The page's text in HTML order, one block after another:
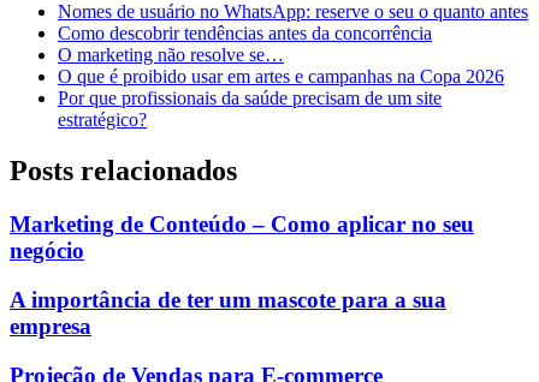
Nomes de usuário no WhatsApp: reserve o seu o quanto antes
Como descobrir tendências antes da concorrência
O marketing não resolve se…
O que é proibido usar em artes e campanhas na Copa 2026
Por que profissionais da saúde precisam de um site
estratégico?
Posts relacionados
Marketing de Conteúdo – Como aplicar no seu
negócio
A importância de ter um mascote para a sua
empresa
Projeção de Vendas para E-commerce